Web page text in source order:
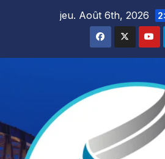
jeu. Août 6th, 2026